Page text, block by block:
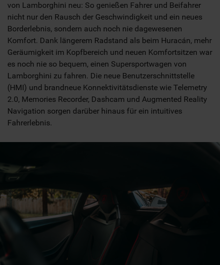
von Lamborghini neu: So genießen Fahrer und Beifahrer
nicht nur den Rausch der Geschwindigkeit und ein neues
Borderlebnis, sondern auch noch nie dagewesenen
Komfort. Dank längerem Radstand als beim Huracán, mehr
Geräumigkeit im Kopfbereich und neuen Komfortsitzen war
es noch nie so bequem, einen Supersportwagen von
Lamborghini zu fahren. Die neue Benutzerschnittstelle
(HMI) und brandneue Konnektivitätsdienste wie Telemetry
2.0, Memories Recorder, Dashcam und Augmented Reality
Navigation sorgen darüber hinaus für ein intuitives
Fahrerlebnis.